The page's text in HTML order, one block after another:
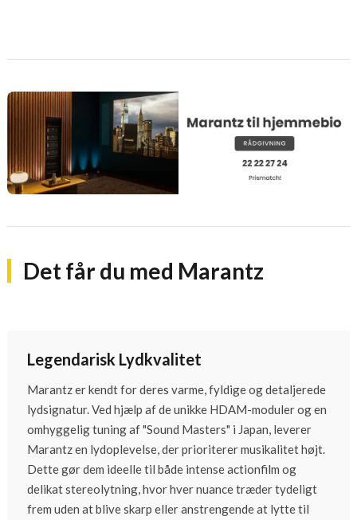
Det får du med Marantz
Legendarisk Lydkvalitet
Marantz er kendt for deres varme, fyldige og detaljerede
lydsignatur. Ved hjælp af de unikke HDAM-moduler og en
omhyggelig tuning af "Sound Masters" i Japan, leverer
Marantz en lydoplevelse, der prioriterer musikalitet højt.
Dette gør dem ideelle til både intense actionfilm og
delikat stereolytning, hvor hver nuance træder tydeligt
frem uden at blive skarp eller anstrengende at lytte til